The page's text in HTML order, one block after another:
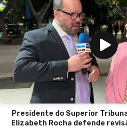
Presidente do Superior
Elizabeth Rocha defende